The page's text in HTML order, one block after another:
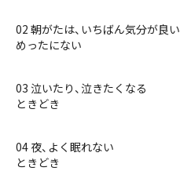
02 朝がたは、いちばん気分が良い
めったにない
03 泣いたり、泣きたくなる
ときどき
04 夜、よく眠れない
ときどき